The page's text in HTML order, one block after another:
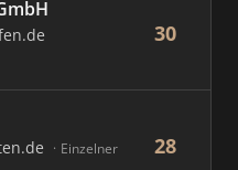
30
Einzelner
28